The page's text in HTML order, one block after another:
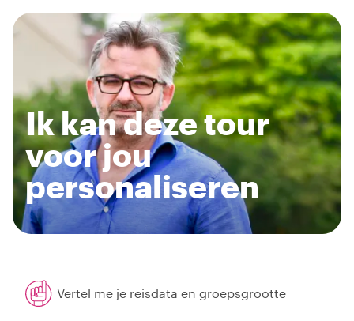
Ik kan deze tour
voor jou
personaliseren
Vertel me je reisdata en groepsgrootte